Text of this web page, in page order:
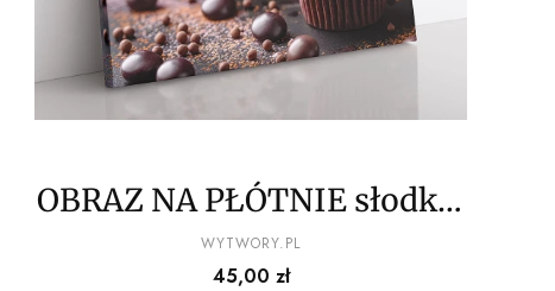
OBRAZ NA PŁÓTNIE słodkie
babeczki wz3
PRODUCENT
WYTWORY.PL
Cena
45,00 zł